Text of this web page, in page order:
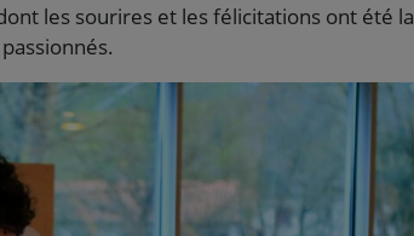
les sourires et les félicitations ont été la